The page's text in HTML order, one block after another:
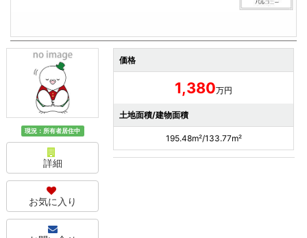
現況：所有者居住中
詳細
お気に入り
価格
1,380万円
土地面積/建物面積
195.48m²/133.77m²